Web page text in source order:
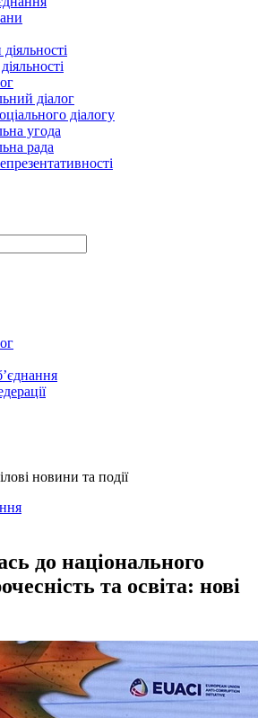
діалог
діалогу
угода
рада
новини та події
до національного
та освіта: нові